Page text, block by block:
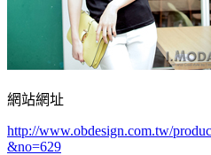
網站網址
http://www.obdesign.com.tw/
&no=629